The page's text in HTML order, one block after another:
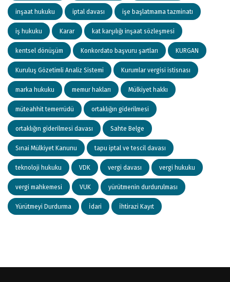
inşaat hukuku iptal davası işe başlatmama tazminatı
iş hukuku Karar kat karşılığı inşaat sözleşmesi
kentsel dönüşüm Konkordato başvuru şartları KURGAN
Kuruluş Gözetimli Analiz Sistemi Kurumlar vergisi istisnası
marka hukuku memur hakları Mülkiyet hakkı
müteahhit temerrüdü ortaklığın giderilmesi
ortaklığın giderilmesi davası Sahte Belge
Sınai Mülkiyet Kanunu tapu iptal ve tescil davası
teknoloji hukuku VDK vergi davası vergi hukuku
vergi mahkemesi VUK yürütmenin durdurulması
Yürütmeyi Durdurma İdari İhtirazi Kayıt